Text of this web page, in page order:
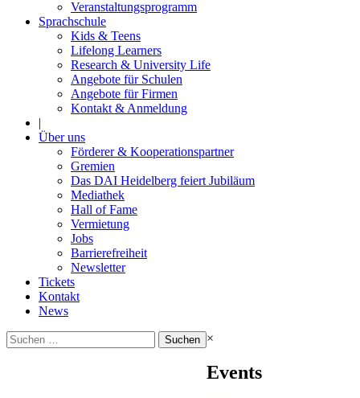
Veranstaltungsprogramm
Sprachschule
Kids & Teens
Lifelong Learners
Research & University Life
Angebote für Schulen
Angebote für Firmen
Kontakt & Anmeldung
|
Über uns
Förderer & Kooperationspartner
Gremien
Das DAI Heidelberg feiert Jubiläum
Mediathek
Hall of Fame
Vermietung
Jobs
Barrierefreiheit
Newsletter
Tickets
Kontakt
News
Suchen
nach:
×
Events